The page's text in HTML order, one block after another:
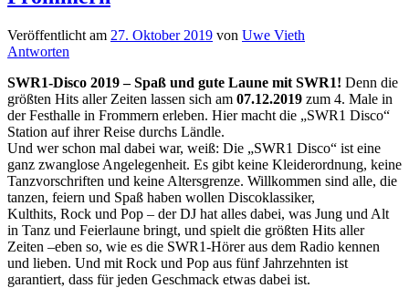
Veröffentlicht am 27. Oktober 2019 von Uwe Vieth
Antworten
SWR1-Disco 2019 – Spaß und gute Laune mit SWR1! Denn die
größten Hits aller Zeiten lassen sich am 07.12.2019 zum 4. Male in
der Festhalle in Frommern erleben. Hier macht die „SWR1 Disco“
Station auf ihrer Reise durchs Ländle.
Und wer schon mal dabei war, weiß: Die „SWR1 Disco“ ist eine
ganz zwanglose Angelegenheit. Es gibt keine Kleiderordnung, keine
Tanzvorschriften und keine Altersgrenze. Willkommen sind alle, die
tanzen, feiern und Spaß haben wollen Discoklassiker,
Kulthits, Rock und Pop – der DJ hat alles dabei, was Jung und Alt
in Tanz und Feierlaune bringt, und spielt die größten Hits aller
Zeiten –eben so, wie es die SWR1-Hörer aus dem Radio kennen
und lieben. Und mit Rock und Pop aus fünf Jahrzehnten ist
garantiert, dass für jeden Geschmack etwas dabei ist.